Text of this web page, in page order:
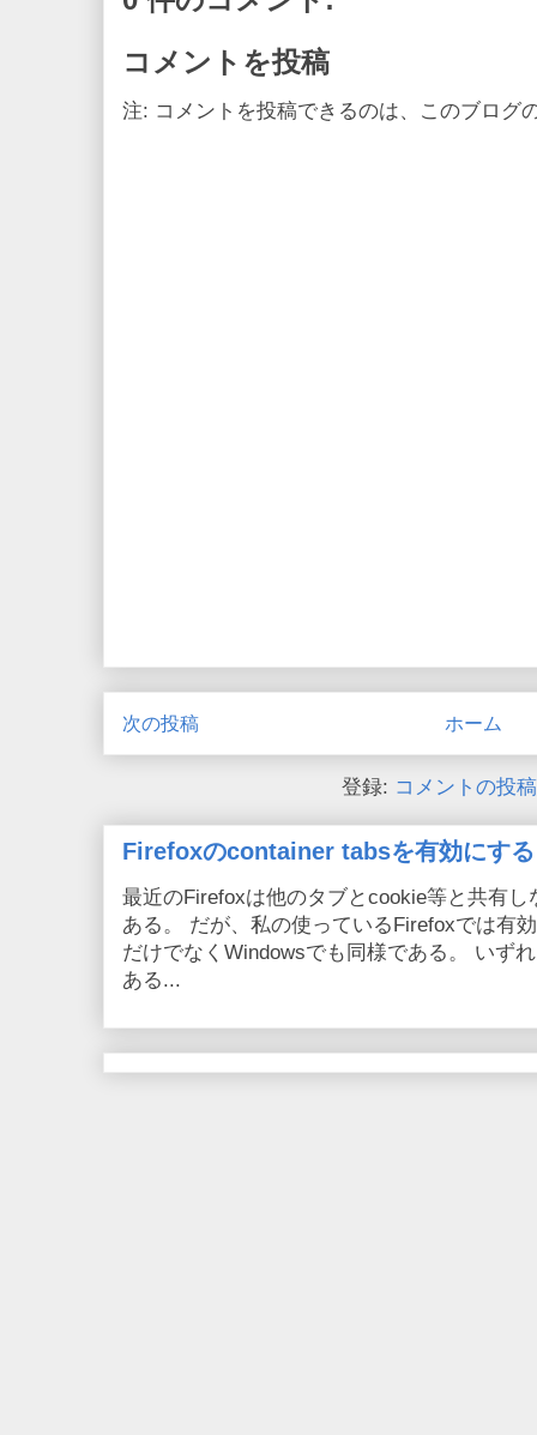
コメントを投稿
注: コメントを投稿できるのは、このブログ
次の投稿 ホーム
登録: コメントの投
Firefoxのcontainer tabsを有効にする
最近のFirefoxは他のタブとcookie等と共有
ある。 だが、私の使っているFirefoxでは有
だけでなくWindowsでも同様である。 いず
ある...